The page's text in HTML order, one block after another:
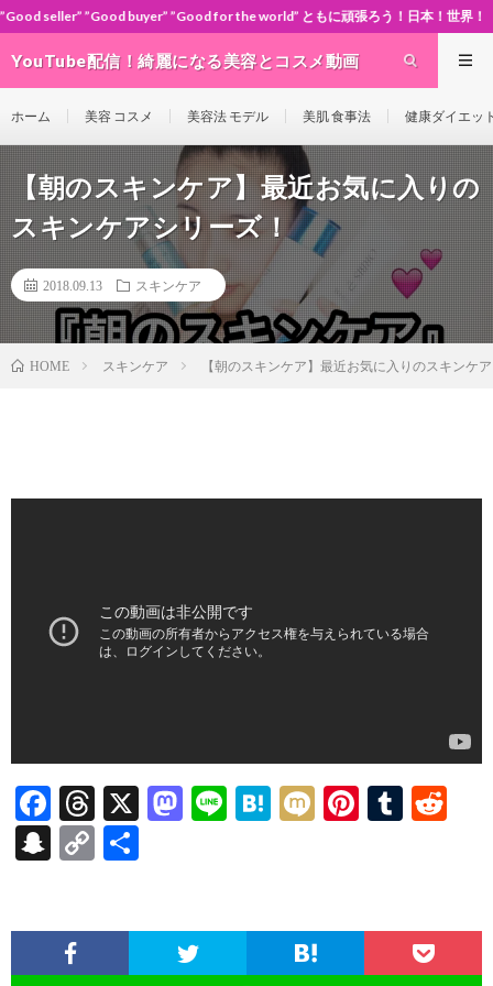
”Good for the world” ともに頑張ろう！日本！世界！
YouTube配信！綺麗になる美容とコスメ動画
ホーム 美容 コスメ 美容法 モデル 美肌 食事法 健康ダイエッ
【朝のスキンケア】最近お気に入りの
スキンケアシリーズ！
2018.09.13 スキンケア
HOME スキンケア 【朝のスキンケア】最近お気に入りのスキンケ
F
ac
e
o
T
hr
ea
X
M
o
Li H
a
M Pi
t
T
r
t
S
pc
C